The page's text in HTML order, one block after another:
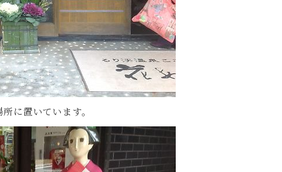
に置いています。